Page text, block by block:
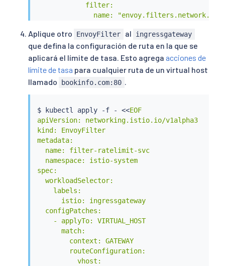
            filter:
name:
name:
      patch:
        operation: INSERT_BEFORE
        value:
          name: envoy.filters.http.ratelimit
"@type": type.googleapis.com/
# domain can be anything! Match
            domain: ratelimit
            failure_mode_deny: true
            timeout: 10s
            rate_limit_service:
              grpc_service:
                envoy_grpc:
cluster_name:
authority:
              transport_api_version: V3
Aplique otro EnvoyFilter al ingressgateway
que defina la configuración de ruta en la que se
aplicará el límite de tasa. Esto agrega acciones de
límite de tasa para cualquier ruta de un virtual host
llamado
bookinfo.com:80 .
$ kubectl apply -f - <<EOF
apiVersion: networking.istio.io/v1alpha3
kind: EnvoyFilter
metadata:
  name: filter-ratelimit-svc
  namespace: istio-system
spec:
  workloadSelector:
    labels:
      istio: ingressgateway
  configPatches:
    - applyTo: VIRTUAL_HOST
      match:
        context: GATEWAY
        routeConfiguration:
          vhost: